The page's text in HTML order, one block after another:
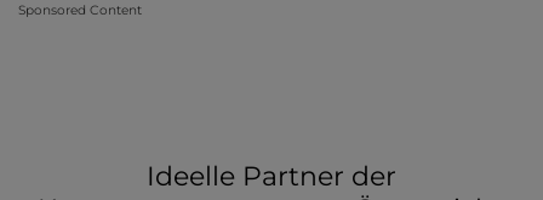
Sponsored Content
Ideelle Partner der